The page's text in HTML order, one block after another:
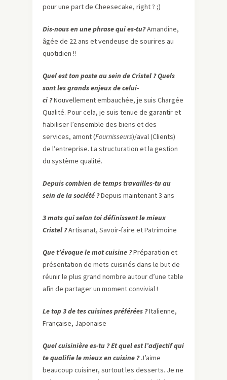
pour une part de Cheesecake, right ? ;)
Dis-nous en une phrase qui es-tu?Amandine,
âgée de 22 ans et vendeuse de sourires au
quotidien !!
Quel est ton poste au sein de Cristel ? Quels
sont les grands enjeux de celui-
ci ?Nouvellement embauchée, je suis Chargée
Qualité. Pour cela, je suis tenue de garantir et
fiabiliser l’ensemble des biens et des
services, amont (Fournisseurs)/aval (Clients)
de l’entreprise. La structuration et la gestion
du système qualité.
Depuis combien de temps travailles-tu au
sein de la société ?Depuis maintenant 3 ans
3 mots qui selon toi définissent le mieux
Cristel ?Artisanat, Savoir-faire et Patrimoine
Que t’évoque le mot cuisine ?Préparation et
présentation de mets cuisinés dans le but de
réunir le plus grand nombre autour d’une table
afin de partager un moment convivial !
Le top 3 de tes cuisines préférées ?Italienne,
Française, Japonaise
Quel cuisinière es-tu ? Et quel est l’adjectif qui
te qualifie le mieux en cuisine ?J’aime
beaucoup cuisiner, surtout les desserts. Je ne